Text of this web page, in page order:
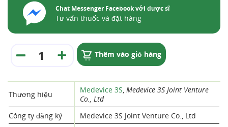
Chat Messenger Facebook với dược sĩ
Tư vấn thuốc và đặt hàng
Thêm vào giỏ hàng
Thương hiệu Medevice 3S, Medevice 3S Joint Venture
Co., Ltd
Công ty đăng ký
Medevice 3S Joint Venture Co., Ltd